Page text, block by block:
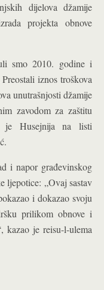
dijelova džamije
projekta obnove
smo 2010. godine i
iznos troškova
unutrašnjosti džamije
zavodom za zaštitu
je Husejnija na listi
i napor građevinskog
ljepotice: „Ovaj sastav
i dokazao svoju
prilikom obnove i
kazao je reisu-l-ulema